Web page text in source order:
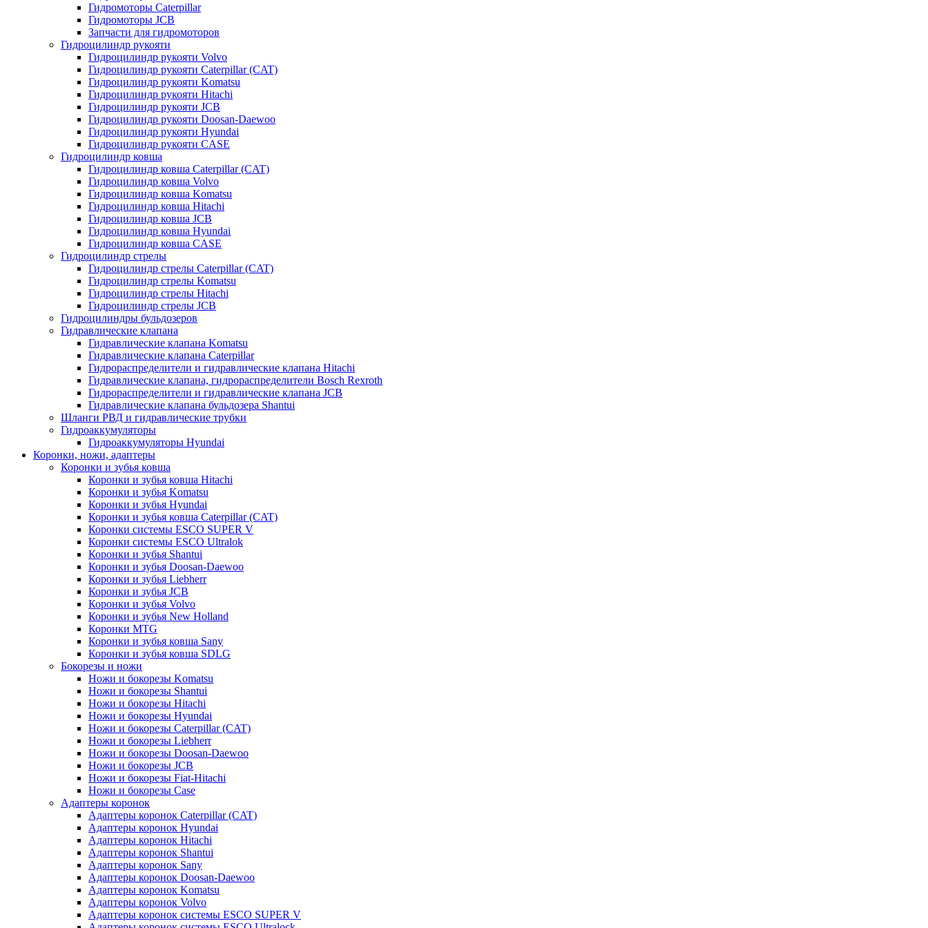
Гидромоторы Caterpillar
Гидромоторы JCB
Запчасти для гидромоторов
Гидроцилиндр рукояти
Гидроцилиндр рукояти Volvo
Гидроцилиндр рукояти Caterpillar (CAT)
Гидроцилиндр рукояти Komatsu
Гидроцилиндр рукояти Hitachi
Гидроцилиндр рукояти JCB
Гидроцилиндр рукояти Doosan-Daewoo
Гидроцилиндр рукояти Hyundai
Гидроцилиндр рукояти CASE
Гидроцилиндр ковша
Гидроцилиндр ковша Caterpillar (CAT)
Гидроцилиндр ковша Volvo
Гидроцилиндр ковша Komatsu
Гидроцилиндр ковша Hitachi
Гидроцилиндр ковша JCB
Гидроцилиндр ковша Hyundai
Гидроцилиндр ковша CASE
Гидроцилиндр стрелы
Гидроцилиндр стрелы Caterpillar (CAT)
Гидроцилиндр стрелы Komatsu
Гидроцилиндр стрелы Hitachi
Гидроцилиндр стрелы JCB
Гидроцилиндры бульдозеров
Гидравлические клапана
Гидравлические клапана Komatsu
Гидравлические клапана Caterpillar
Гидрораспределители и гидравлические клапана Hitachi
Гидравлические клапана, гидрораспределители Bosch Rexroth
Гидрораспределители и гидравлические клапана JCB
Гидравлические клапана бульдозера Shantui
Шланги РВД и гидравлические трубки
Гидроаккумуляторы
Гидроаккумуляторы Hyundai
Коронки, ножи, адаптеры
Коронки и зубья ковша
Коронки и зубья ковша Hitachi
Коронки и зубья Komatsu
Коронки и зубья Hyundai
Коронки и зубья ковша Caterpillar (CAT)
Коронки системы ESCO SUPER V
Коронки системы ESCO Ultralok
Коронки и зубья Shantui
Коронки и зубья Doosan-Daewoo
Коронки и зубья Liebherr
Коронки и зубья JCB
Коронки и зубья Volvo
Коронки и зубья New Holland
Коронки MTG
Коронки и зубья ковша Sany
Коронки и зубья ковша SDLG
Бокорезы и ножи
Ножи и бокорезы Komatsu
Ножи и бокорезы Shantui
Ножи и бокорезы Hitachi
Ножи и бокорезы Hyundai
Ножи и бокорезы Caterpillar (CAT)
Ножи и бокорезы Liebherr
Ножи и бокорезы Doosan-Daewoo
Ножи и бокорезы JCB
Ножи и бокорезы Fiat-Hitachi
Ножи и бокорезы Case
Адаптеры коронок
Адаптеры коронок Caterpillar (CAT)
Адаптеры коронок Hyundai
Адаптеры коронок Hitachi
Адаптеры коронок Shantui
Адаптеры коронок Sany
Адаптеры коронок Doosan-Daewoo
Адаптеры коронок Komatsu
Адаптеры коронок Volvo
Адаптеры коронок системы ESCO SUPER V